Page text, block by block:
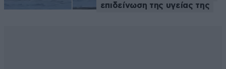
επιδείνωση της υγείας της